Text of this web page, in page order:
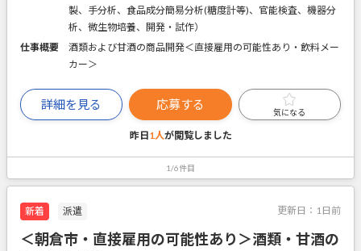
製、手分析、食品成分簡易分析(糖度計等)、官能検査、機器分
析、微生物培養、開発・試作）
仕事概要
酒類および甘酒の商品開発＜直接雇用の可能性あり・飲料メー
カー＞
詳細を見る 応募する
気になる
昨日1人が閲覧しました
1/6件目
新着 派遣 更新日： 1日前
＜朝倉市・直接雇用の可能性あり＞酒類・甘酒の